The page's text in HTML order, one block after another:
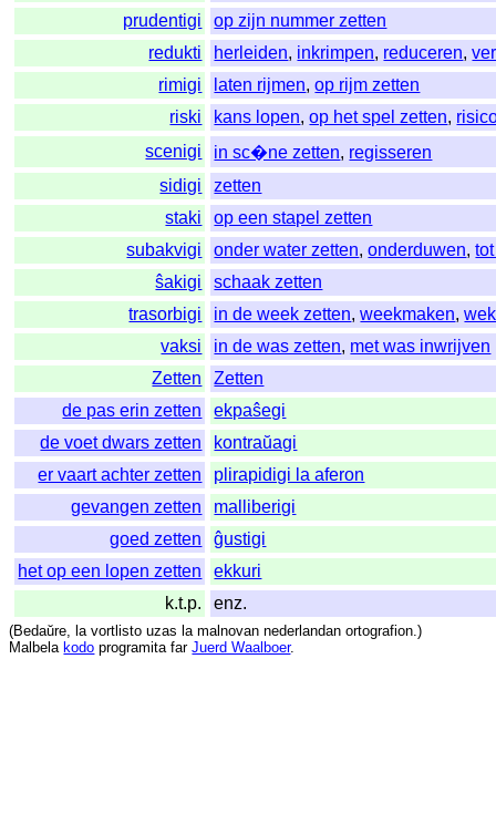
prudentigi
op zijn nummer zetten
redukti
herleiden, inkrimpen, reduceren,
rimigi
laten rijmen,op rijm zetten
riski
kans lopen,op het spel zetten,
scenigi
in sc�ne zetten, regisseren
sidigi
zetten
staki
op een stapel zetten
subakvigi
onder water zetten,onderduwen,
ŝakigi
schaak zetten
trasorbigi
in de week zetten,weekmaken,
vaksi
in de was zetten, met was inwrijven
Zetten
Zetten
de pas erin zetten
ekpaŝegi
de voet dwars zetten
kontraŭagi
er vaart achter zetten
plirapidigi la aferon
gevangen zetten
malliberigi
goed zetten
ĝustigi
het op een lopen zetten
ekkuri
k.t.p.
enz.
(Bedaŭre, la vortlisto uzas la malnovan nederlandan ortografion.)
Malbela kodo programita far Juerd Waalboer.